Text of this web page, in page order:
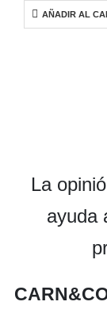
AÑADIR AL
La
ayuda